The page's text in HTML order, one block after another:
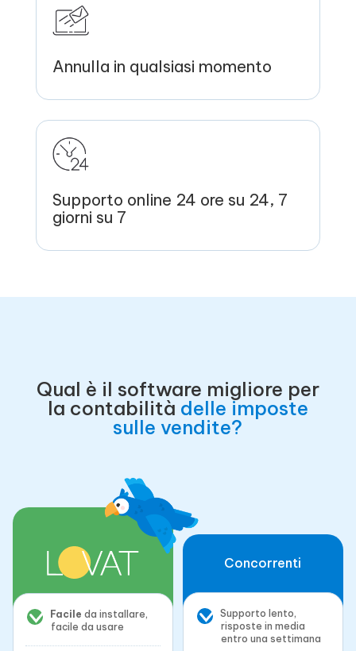
Annulla in qualsiasi momento
Supporto online 24 ore su 24, 7
giorni su 7
Qual è il software migliore per
la contabilità delle imposte
sulle vendite?
Facile da installare,
facile da usare
Concorrenti
Supporto lento,
risposte in media
entro una settimana